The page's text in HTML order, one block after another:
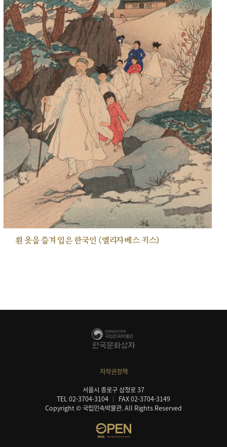
흰 옷을 즐겨 입은 한국인 (엘리자베스 키스)
저작권정책
서울시 종로구 삼청로 37
TEL 02-3704-3104
FAX 02-3704-3149
Copyright © 국립민속박물관. All Rights Reserved